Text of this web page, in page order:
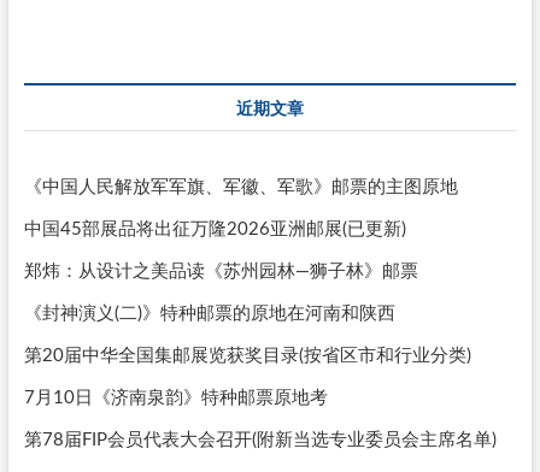
近期文章
《中国人民解放军军旗、军徽、军歌》邮票的主图原地
中国45部展品将出征万隆2026亚洲邮展(已更新)
郑炜：从设计之美品读《苏州园林—狮子林》邮票
《封神演义(二)》特种邮票的原地在河南和陕西
第20届中华全国集邮展览获奖目录(按省区市和行业分类)
7月10日《济南泉韵》特种邮票原地考
第78届FIP会员代表大会召开(附新当选专业委员会主席名单)